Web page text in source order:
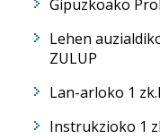
Gipuzkoako
Lehen
ZULUP
Lan-arloko 1
Instrukzioko 1